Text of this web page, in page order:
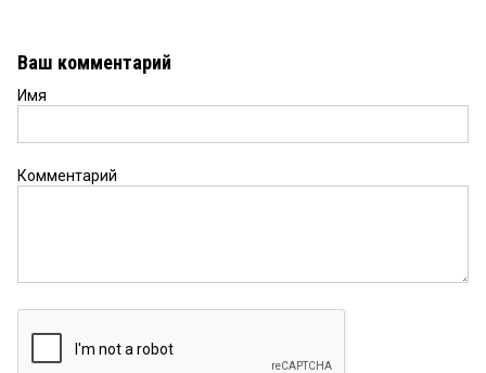
Ваш комментарий
Имя
Комментарий